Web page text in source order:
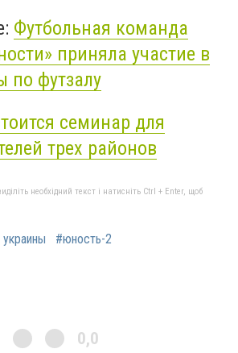
Футбольная команда
приняла участие в
по футзалу
семинар для
трех районов
необхідний текст і натисніть Ctrl + Enter, щоб
#юность-2
0,0